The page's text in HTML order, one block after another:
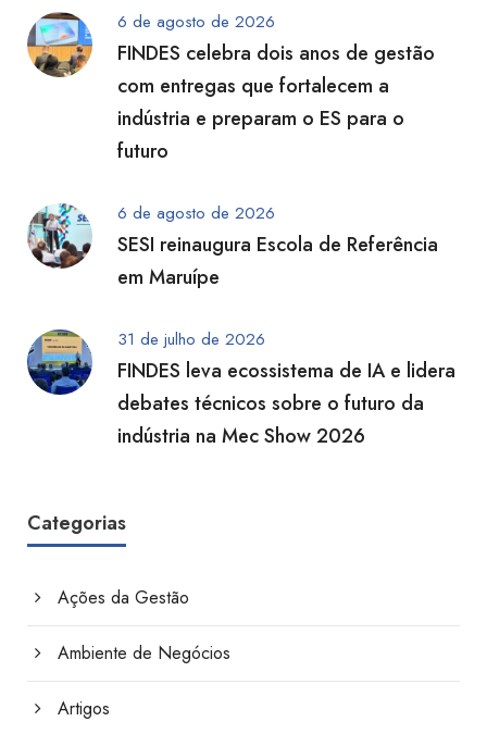
6 de agosto de 2026
FINDES celebra dois anos de gestão
com entregas que fortalecem a
indústria e preparam o ES para o
futuro
6 de agosto de 2026
SESI reinaugura Escola de Referência
em Maruípe
31 de julho de 2026
FINDES leva ecossistema de IA e lidera
debates técnicos sobre o futuro da
indústria na Mec Show 2026
Categorias
Ações da Gestão
Ambiente de Negócios
Artigos